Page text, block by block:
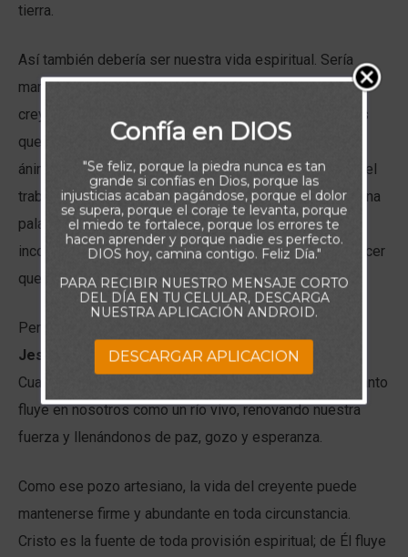
tierra.
Así también debería ser nuestra vida espiritual. Sería
maravilloso mantenernos firmes y constantes como
creyentes, sin importar las estaciones o los problemas
que enfrentemos. Sin embargo, muchas veces nuestro
ánimo fluctúa según las circunstancias. Un buen día en el
trabajo o en la iglesia puede animarnos, mientras que una
palabra dura o una dificultad puede desalentarnos. Esa
inconstancia puede desgastarnos espiritualmente y hacer
que otros duden de la fortaleza de nuestra fe.
Pero hay una fuente inagotable que nunca falla:
Jesucristo
. Él es el mismo ayer, hoy y por los siglos.
Cuando permanecemos conectados a Él, Su Espíritu Santo
fluye en nosotros como un río vivo, renovando nuestra
fuerza y llenándonos de paz, gozo y esperanza.
Como ese pozo artesiano, la vida del creyente puede
mantenerse firme y abundante en toda circunstancia.
Cristo es la fuente de toda provisión espiritual; de Él fluye
Confía en DIOS
"Se feliz, porque la piedra nunca es tan
grande si confías en Dios, porque las
injusticias acaban pagándose, porque el dolor
se supera, porque el coraje te levanta, porque
el miedo te fortalece, porque los errores te
hacen aprender y porque nadie es perfecto.
DIOS hoy, camina contigo. Feliz Día."
PARA RECIBIR NUESTRO MENSAJE CORTO
DEL DÍA EN TU CELULAR, DESCARGA
NUESTRA APLICACIÓN ANDROID.
DESCARGAR APLICACION